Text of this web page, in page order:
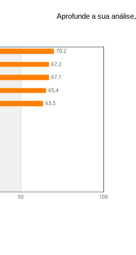
Aprofunde a sua análise,
50 100
70,2
67,2
67,1
65,4
63,5